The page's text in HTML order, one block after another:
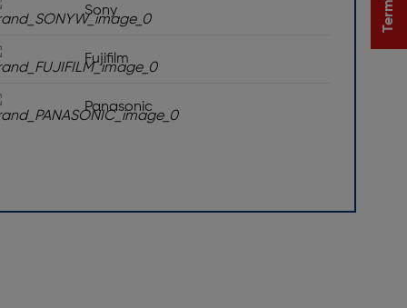
Sony
Fujifilm
Panasonic
Termin